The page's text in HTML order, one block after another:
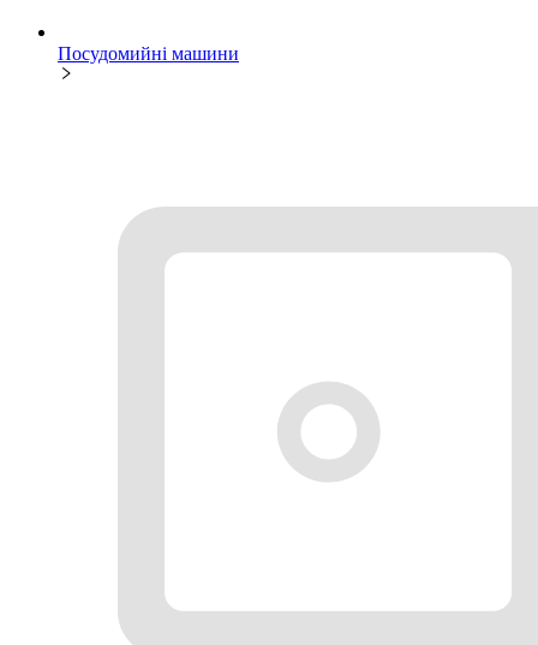
Посудомийні машини